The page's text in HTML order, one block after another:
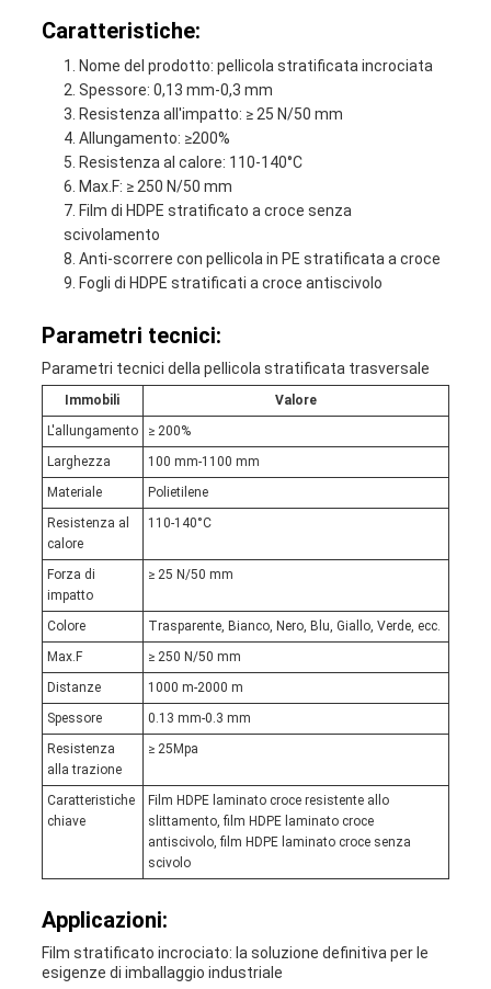
Caratteristiche:
Nome del prodotto: pellicola stratificata incrociata
Spessore: 0,13 mm-0,3 mm
Resistenza all'impatto: ≥ 25 N/50 mm
Allungamento: ≥200%
Resistenza al calore: 110-140°C
Max.F: ≥ 250 N/50 mm
Film di HDPE stratificato a croce senza
scivolamento
Anti-scorrere con pellicola in PE stratificata a croce
Fogli di HDPE stratificati a croce antiscivolo
Parametri tecnici:
Parametri tecnici della pellicola stratificata trasversale
Immobili
Valore
L'allungamento
≥ 200%
Larghezza
100 mm-1100 mm
Materiale
Polietilene
Resistenza al
calore
110-140°C
Forza di
impatto
≥ 25 N/50 mm
Colore
Trasparente, Bianco, Nero, Blu, Giallo, Verde, ecc.
Max.F
≥ 250 N/50 mm
Distanze
1000 m-2000 m
Spessore
0.13 mm-0.3 mm
Resistenza
alla trazione
≥ 25Mpa
Caratteristiche
chiave
Film HDPE laminato croce resistente allo
slittamento, film HDPE laminato croce
antiscivolo, film HDPE laminato croce senza
scivolo
Applicazioni:
Film stratificato incrociato: la soluzione definitiva per le
esigenze di imballaggio industriale